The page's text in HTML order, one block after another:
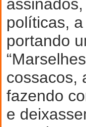
políticas,
portando
cossacos,
fazendo
e